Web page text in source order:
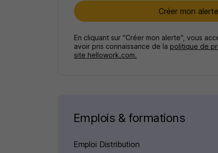
Créer mon alerte
En cliquant sur "Créer mon alerte", vous
avoir pris connaissance de la politique de
site hellowork.com.
Emplois & formations
Emploi Distribution